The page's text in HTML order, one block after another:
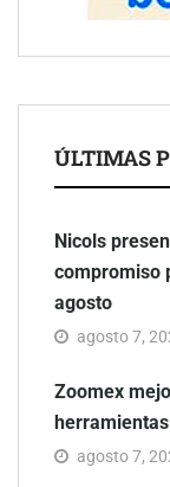
ÚLTIMAS
Nicols
compromiso
agosto
agosto 7,
Zoomex
agosto 7,